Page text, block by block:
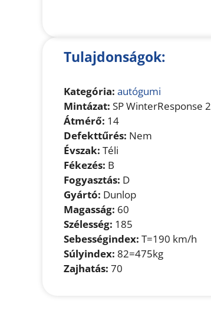
Tulajdonságok:
Kategória: autógumi
Mintázat: SP WinterResponse 2
Átmérő: 14
Defekttűrés: Nem
Évszak: Téli
Fékezés: B
Fogyasztás: D
Gyártó: Dunlop
Magasság: 60
Szélesség: 185
Sebességindex: T=190 km/h
Súlyindex: 82=475kg
Zajhatás: 70